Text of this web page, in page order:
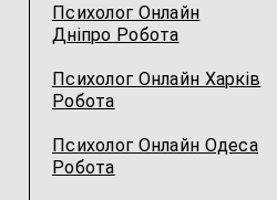
Психолог Онлайн
Дніпро Робота
Психолог Онлайн Харків
Робота
Психолог Онлайн Одеса
Робота